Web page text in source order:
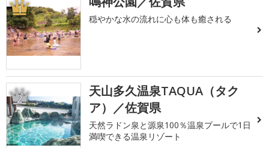
1
穏やかな水の流れに心も体も癒される
2
天山多久温泉TAQUA（タク
ア）／佐賀県
天然ラドン泉と源泉100％温泉プールで1日
満喫できる温泉リゾート